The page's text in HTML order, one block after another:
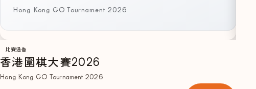
Hong Kong GO Tournament 2026
比賽通告
香港圍棋大賽2026
Hong Kong GO Tournament 2026